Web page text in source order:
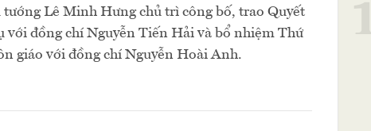
Lê Minh Hưng chủ trì công bố, trao Quyết
với đồng chí Nguyễn Tiến Hải và bổ nhiệm Thứ
giáo với đồng chí Nguyễn Hoài Anh.